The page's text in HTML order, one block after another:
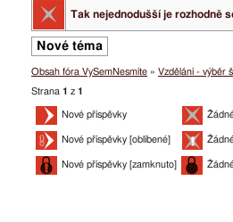
Tak nejednodušší je rozhodně
Nové téma
Obsah fóra VySemNesmíte » Vzdělání - výběr
Strana 1 z 1
Nové příspěvky
Nové příspěvky [oblíbené]
Nové příspěvky [zamknuto]